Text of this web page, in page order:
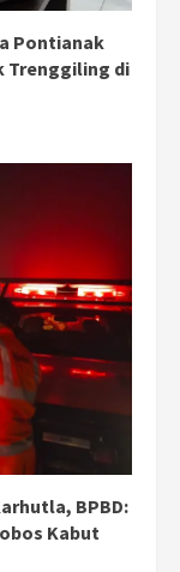
Pontianak
Trenggiling di
BPBD:
Kabut